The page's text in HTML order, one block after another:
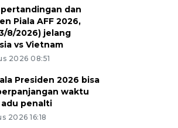
dan
Piala AFF 2026,
8/2026) jelang
vs Vietnam
2026 08:51
Presiden 2026 bisa
waktu
penalti
2026 16:18